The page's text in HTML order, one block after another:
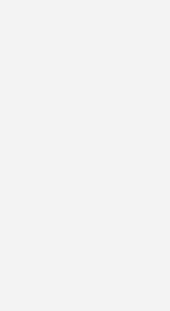
lässt die Bundesnetzagentur eine
zur bundesweit standardisierten
Steuerung offen und fordert
ein. Die Ausgestaltung betrifft
der Stromnetze, sondern vor allem
von Wärmepumpen mit weitreichenden
Machbarkeit und
hat sich gewandelt. Die
‚nur‘ Verbraucher, sondern
Kehren, Leiter des Forum Digitale
Silo-Denken passt hier nicht mehr. Um
zu finden, müssen wir dem
Formen der
Zusammenarbeit von Netz- und
so die Energie- und Wärmewende zum
zur netzdienlichen